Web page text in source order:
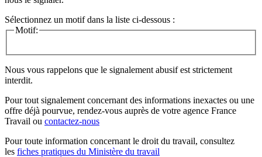
Sélectionnez un motif dans la liste ci-dessous :
Motif:
Nous vous rappelons que le signalement abusif est strictement
interdit.
Pour tout signalement concernant des informations inexactes ou une
offre déjà pourvue, rendez-vous auprès de votre agence France
Travail ou contactez-nous
Pour toute information concernant le droit du travail, consultez
les fiches pratiques du Ministère du travail